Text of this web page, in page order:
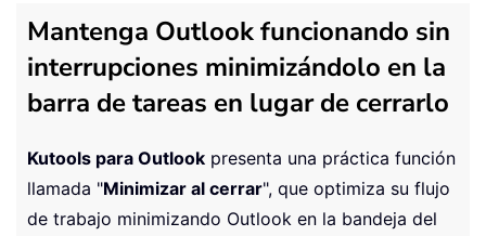
Mantenga Outlook funcionando sin
interrupciones minimizándolo en la
barra de tareas en lugar de cerrarlo
Kutools para Outlook presenta una práctica función
llamada "Minimizar al cerrar", que optimiza su flujo
de trabajo minimizando Outlook en la bandeja del